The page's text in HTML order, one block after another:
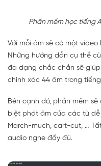
Phần mềm học tiếng
Với mỗi âm sẽ có một
Những hướng dẫn cụ thể
đa dạng chắc chắn sẽ
chính xác 44 âm trong
Bên cạnh đó, phần mềm
biệt phát âm của các từ
March-much, cart-cut, …
audio nghe đầy đủ.